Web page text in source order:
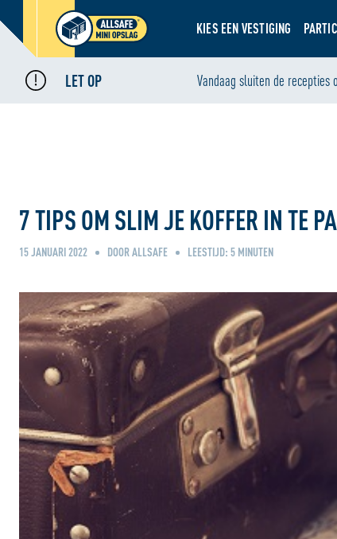
KIES EEN VESTIGING
LET OP Vandaag sluiten de recepties
Home Blog • 7 tips om slim je koffer in te pakken!
7 TIPS OM SLIM JE KOFFER IN TE
15 JANUARI 2022 DOOR ALLSAFE LEESTIJD: 5 MINUTEN